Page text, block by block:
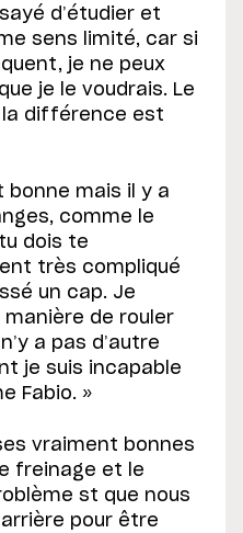
d’étudier et
sens limité, car si
je ne peux
je le voudrais. Le
la différence est
bonne mais il y a
comme le
dois te
très compliqué
un cap. Je
manière de rouler
a pas d’autre
je suis incapable
Fabio. »
vraiment bonnes
freinage et le
st que nous
arrière pour être